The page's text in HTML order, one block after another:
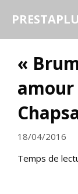
«
18/04/2016
Temps de